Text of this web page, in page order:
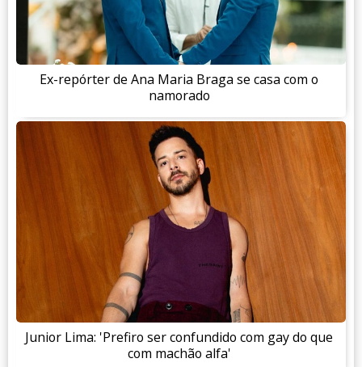
Ex-repórter de Ana Maria Braga se casa com o
namorado
Junior Lima: 'Prefiro ser confundido com gay do que
com machão alfa'